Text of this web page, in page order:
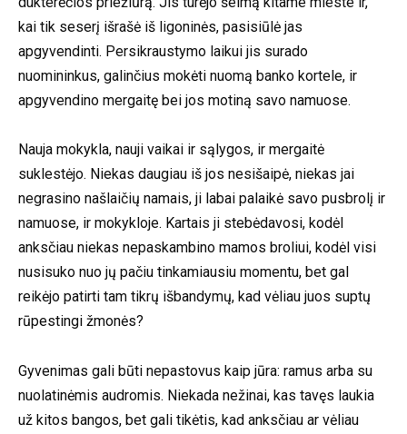
kai tik seserį išrašė iš ligoninės, pasisiūlė jas
apgyvendinti. Persikraustymo laikui jis surado
nuomininkus, galinčius mokėti nuomą banko kortele, ir
apgyvendino mergaitę bei jos motiną savo namuose.
Nauja mokykla, nauji vaikai ir sąlygos, ir mergaitė
suklestėjo. Niekas daugiau iš jos nesišaipė, niekas jai
negrasino našlaičių namais, ji labai palaikė savo pusbrolį ir
namuose, ir mokykloje. Kartais ji stebėdavosi, kodėl
anksčiau niekas nepaskambino mamos broliui, kodėl visi
nusisuko nuo jų pačiu tinkamiausiu momentu, bet gal
reikėjo patirti tam tikrų išbandymų, kad vėliau juos suptų
rūpestingi žmonės?
Gyvenimas gali būti nepastovus kaip jūra: ramus arba su
nuolatinėmis audromis. Niekada nežinai, kas tavęs laukia
už kitos bangos, bet gali tikėtis, kad anksčiau ar vėliau